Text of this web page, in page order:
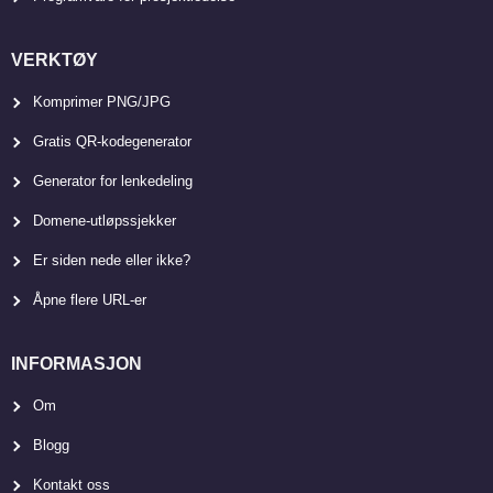
VERKTØY
Komprimer PNG/JPG
Gratis QR-kodegenerator
Generator for lenkedeling
Domene-utløpssjekker
Er siden nede eller ikke?
Åpne flere URL-er
INFORMASJON
Om
Blogg
Kontakt oss